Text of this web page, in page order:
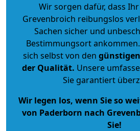
Wir sorgen dafür, dass
Grevenbroich reibungslos
Sachen sicher und
Bestimmungsort
sich selbst von den
der Qualität. Unsere
Sie garantiert
Wir legen los, wenn Sie so
von Paderborn nach
Sie!